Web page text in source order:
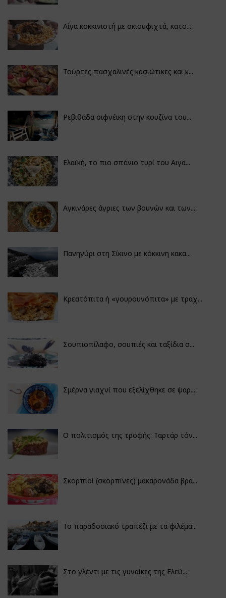
Αίγα κοκκινιστή με σκιουφιχτά, κατσ...
Τούρτες πασχαλινές κασιώτικες και κ...
Ρεβιθάδα σιφνέικη στην κουζίνα του...
Ελαϊκή, το πιο σπάνιο τυρί του Αιγα...
Αγκινάρες άγριες των βουνών και των...
Πανηγύρι στη Σίκινο με κόκκινη κακα...
Κρεατόπιτα ή «γουρουνόπιτα» με τραχ...
Σουπιοπίλαφο, σουπιές και ταξίδια σ...
Σμέρνα γιαχνί που εξελίχθηκε σε ψαρ...
Ο πολιτισμός της τροφής: Ταρτάρ τόν...
Σκορπιοί (σκορπίνες) μακαρονάδα βρα...
Το παραδοσιακό τραπέζι με τα φιλέμα...
Στο γλέντι με τις γυναίκες της Ελεύ...